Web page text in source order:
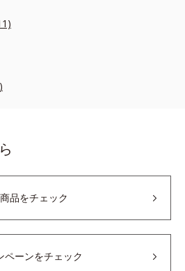
品をチェック
ペーンをチェック